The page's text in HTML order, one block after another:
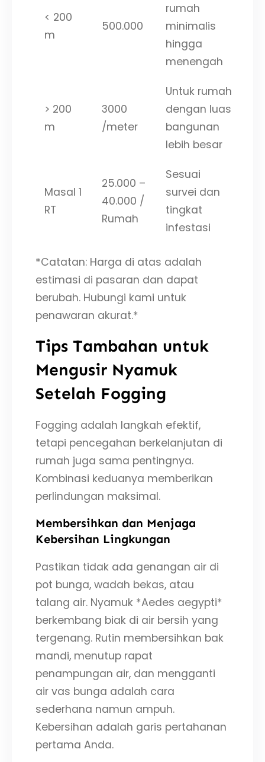
< 200
m
500.000
rumah
minimalis
hingga
menengah
> 200
m
3000
/meter
Untuk rumah
dengan luas
bangunan
lebih besar
Masal 1
RT
25.000 –
40.000 /
Rumah
Sesuai
survei dan
tingkat
infestasi
*Catatan: Harga di atas adalah
estimasi di pasaran dan dapat
berubah. Hubungi kami untuk
penawaran akurat.*
Tips Tambahan untuk
Mengusir Nyamuk
Setelah Fogging
Fogging adalah langkah efektif,
tetapi pencegahan berkelanjutan di
rumah juga sama pentingnya.
Kombinasi keduanya memberikan
perlindungan maksimal.
Membersihkan dan Menjaga
Kebersihan Lingkungan
Pastikan tidak ada genangan air di
pot bunga, wadah bekas, atau
talang air. Nyamuk *Aedes aegypti*
berkembang biak di air bersih yang
tergenang. Rutin membersihkan bak
mandi, menutup rapat
penampungan air, dan mengganti
air vas bunga adalah cara
sederhana namun ampuh.
Kebersihan adalah garis pertahanan
pertama Anda.